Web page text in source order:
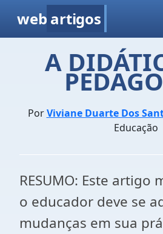
web artigos
A
PorViviane Duarte Dos
Educação
RESUMO: Este artigo
o educador deve se
mudanças em sua